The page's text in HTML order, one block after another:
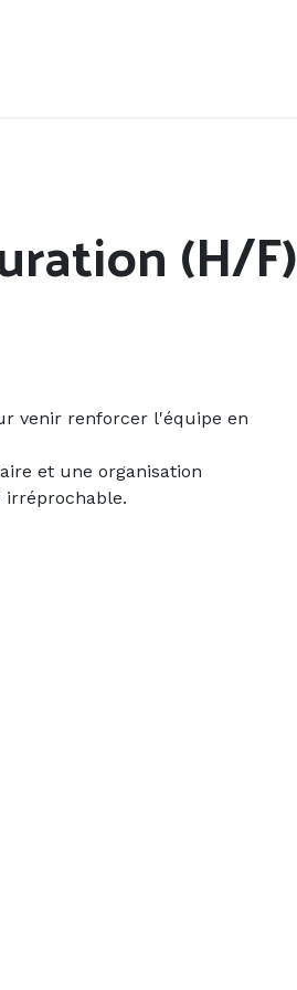
(H/F)
venir renforcer l'équipe en
et une organisation